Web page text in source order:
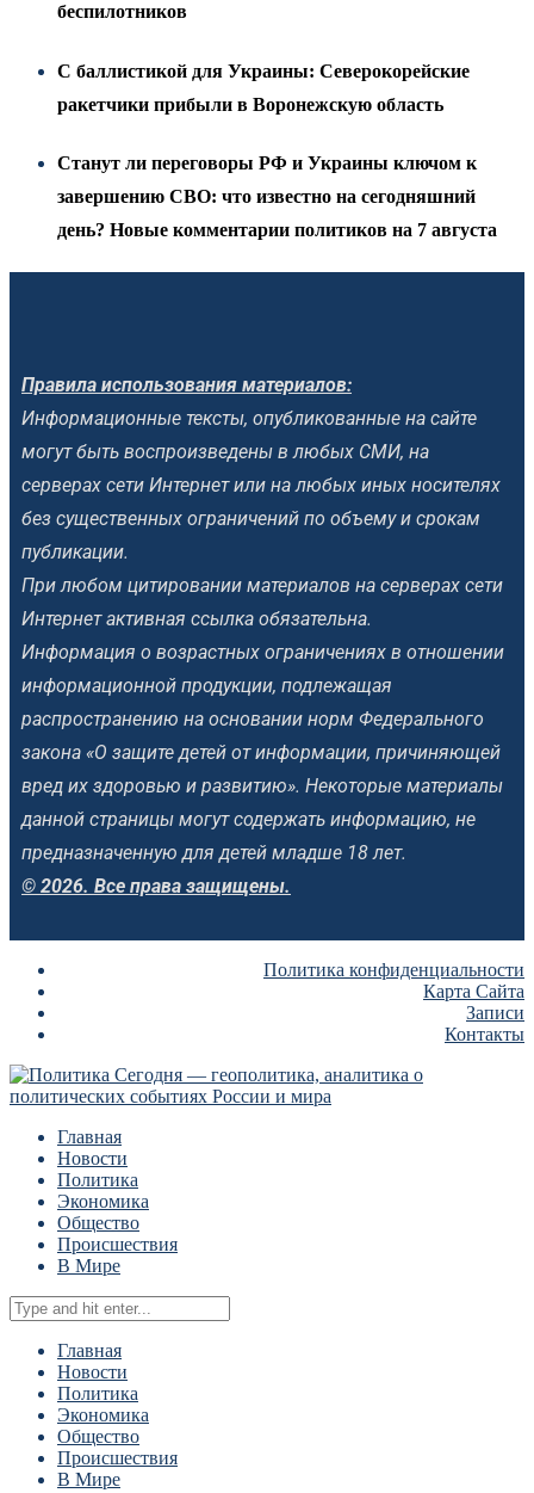
беспилотников
С баллистикой для Украины: Северокорейские
ракетчики прибыли в Воронежскую область
Станут ли переговоры РФ и Украины ключом к
завершению СВО: что известно на сегодняшний
день? Новые комментарии политиков на 7 августа
Правила использования материалов:
Информационные тексты, опубликованные на сайте
могут быть воспроизведены в любых СМИ, на
серверах сети Интернет или на любых иных носителях
без существенных ограничений по объему и срокам
публикации.
При любом цитировании материалов на серверах сети
Интернет активная ссылка обязательна.
Информация о возрастных ограничениях в отношении
информационной продукции, подлежащая
распространению на основании норм Федерального
закона «О защите детей от информации, причиняющей
вред их здоровью и развитию». Некоторые материалы
данной страницы могут содержать информацию, не
предназначенную для детей младше 18 лет.
© 2026. Все права защищены.
Политика конфиденциальности
Карта Сайта
Записи
Контакты
Главная
Новости
Политика
Экономика
Общество
Происшествия
В Мире
Главная
Новости
Политика
Экономика
Общество
Происшествия
В Мире